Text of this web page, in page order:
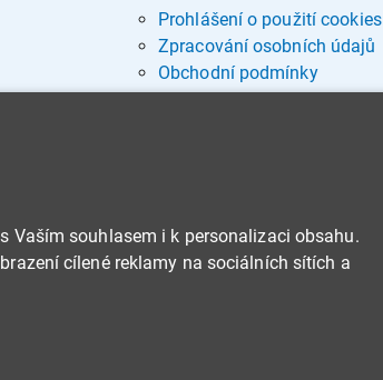
Prohlášení o použití cookies
Zpracování osobních údajů
Obchodní podmínky
Vaším souhlasem i k personalizaci obsahu.
cílené reklamy na sociálních sítích a